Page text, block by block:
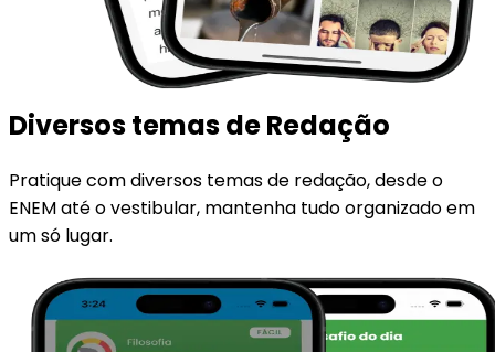
Diversos temas de Redação
Pratique com diversos temas de redação, desde o
ENEM até o vestibular, mantenha tudo organizado em
um só lugar.